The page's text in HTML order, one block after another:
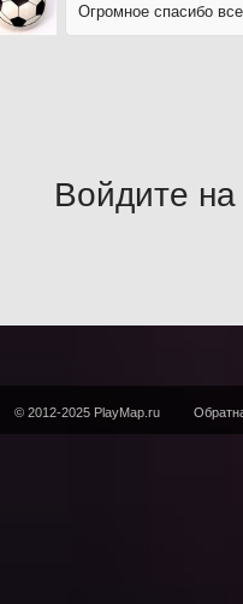
Огромное спасибо
Войдите на
© 2012-2025 PlayMap.ru